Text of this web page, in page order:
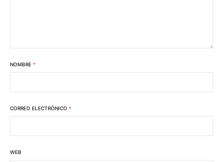
NOMBRE *
CORREO ELECTRÓNICO *
WEB